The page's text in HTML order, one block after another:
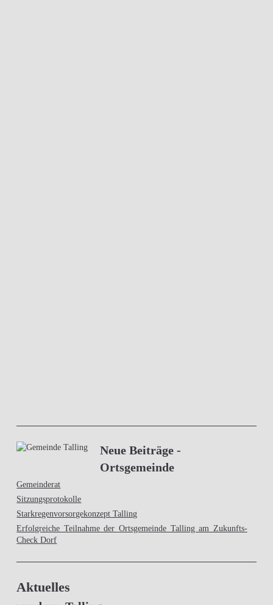
Neue Beiträge -
Ortsgemeinde
Gemeinderat
Sitzungsprotokolle
Starkregenvorsorgekonzept Talling
Erfolgreiche Teilnahme der Ortsgemeinde Talling am Zukunfts-
Check Dorf
Aktuelles